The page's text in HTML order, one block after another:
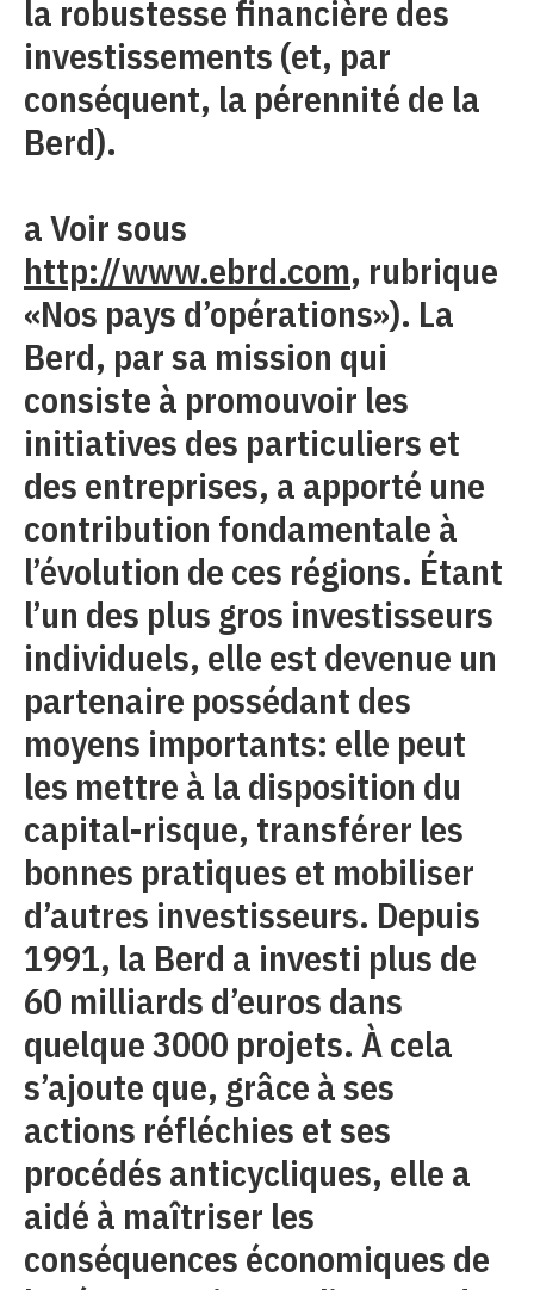
la robustesse financière des
investissements (et, par
conséquent, la pérennité de la
Berd).
a Voir sous
http://www.ebrd.com, rubrique
«Nos pays d’opérations»). La
Berd, par sa mission qui
consiste à promouvoir les
initiatives des particuliers et
des entreprises, a apporté une
contribution fondamentale à
l’évolution de ces régions. Étant
l’un des plus gros investisseurs
individuels, elle est devenue un
partenaire possédant des
moyens importants: elle peut
les mettre à la disposition du
capital-risque, transférer les
bonnes pratiques et mobiliser
d’autres investisseurs. Depuis
1991, la Berd a investi plus de
60 milliards d’euros dans
quelque 3000 projets. À cela
s’ajoute que, grâce à ses
actions réfléchies et ses
procédés anticycliques, elle a
aidé à maîtriser les
conséquences économiques de